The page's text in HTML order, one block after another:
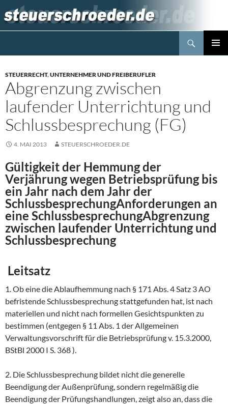
Inhalt
springen
STEUERRECHT,UNTERNEHMER UND FREIBERUFLER
Abgrenzung zwischen
laufender Unterrichtung und
Schlussbesprechung (FG)
4. MAI 2013 STEUERSCHROEDER.DE
Gültigkeit der Hemmung der
Verjährung wegen Betriebsprüfung bis
ein Jahr nach dem Jahr der
SchlussbesprechungAnforderungen an
eine SchlussbesprechungAbgrenzung
zwischen laufender Unterrichtung und
Schlussbesprechung
Leitsatz
1. Ob eine die Ablaufhemmung nach § 171 Abs. 4 Satz 3 AO
befristende Schlussbesprechung stattgefunden hat, ist nach
materiellen und nicht nach formellen Gesichtspunkten zu
bestimmen (entgegen § 11 Abs. 1 der Allgemeinen
Verwaltungsvorschrift für die Betriebsprüfung v. 15.3.2000,
BStBl 2000 I S. 368 ).
2. Die Schlussbesprechung bildet nicht die generelle
Beendigung der Außenprüfung, sondern regelmäßig die
Beendigung der Prüfungshandlungen, zeigt also an, dass die